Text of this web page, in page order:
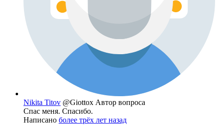
Nikita Titov @Giottox Автор вопроса
Спас меня. Спасибо.
Написано более трёх лет назад